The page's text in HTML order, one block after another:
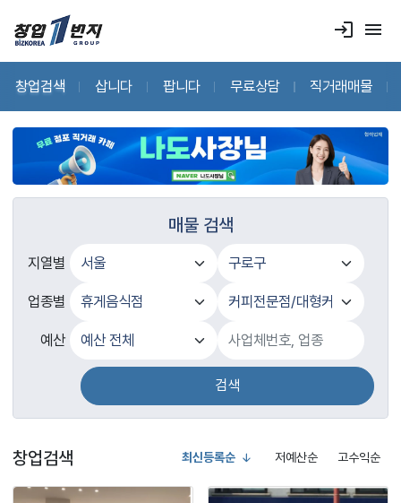
login menu
창업검색 삽니다 팝니다 무료상담 직거래매물
매물 검색
지열별
업종별
예산
검색
창업검색 최신등록순 저예산순 고수익순